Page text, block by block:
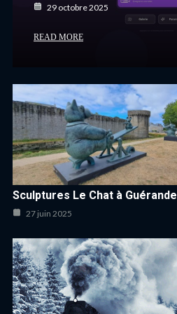
29 octobre 2025
READ MORE
Sculptures Le Chat à Guérande
27 juin 2025